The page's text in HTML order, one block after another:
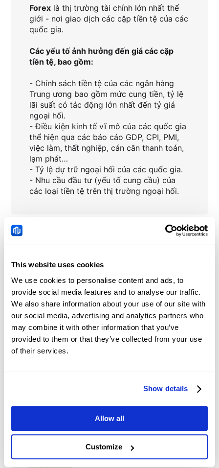
This website uses cookies
We use cookies to personalise content and ads, to
provide social media features and to analyse our traffic.
We also share information about your use of our site with
our social media, advertising and analytics partners who
may combine it with other information that you’ve
provided to them or that they’ve collected from your use
of their services.
Show details
Allow all
Customize
Forexlà thị trường tài chính lớn nhất thế
giới - nơi giao dịch các cặp tiền tệ của các
quốc gia.
Các yếu tố ảnh hưởng đến giá các cặp
tiền tệ, bao gồm:
- Chính sách tiền tệ của các ngân hàng
Trung ương bao gồm mức cung tiền, tỷ lệ
lãi suất có tác động lớn nhất đến tỷ giá
ngoại hối.
- Điều kiện kinh tế vĩ mô của các quốc gia
thể hiện qua các báo cáo GDP, CPI, PMI,
việc làm, thất nghiệp, cán cân thanh toán,
lạm phát…
- Tỷ lệ dự trữ ngoại hối của các quốc gia.
- Nhu cầu đầu tư (yếu tố cung cầu) của
các loại tiền tệ trên thị trường ngoại hối.
khi giá dầu tiếp tục phục
hồi, đà giảm dường như
bị hạn chế
2026-08-10 13:25:09 (GMT+0)
Dự báo giá WTI: Phe đầu
cảnh lo ngại về nguồn
Đồng Rupiah Indonesia
chật vật khi niềm tin
người tiêu dùng giảm
từ tháng 9 năm 2025
2026-08-10 13:03:47 (GMT+0)